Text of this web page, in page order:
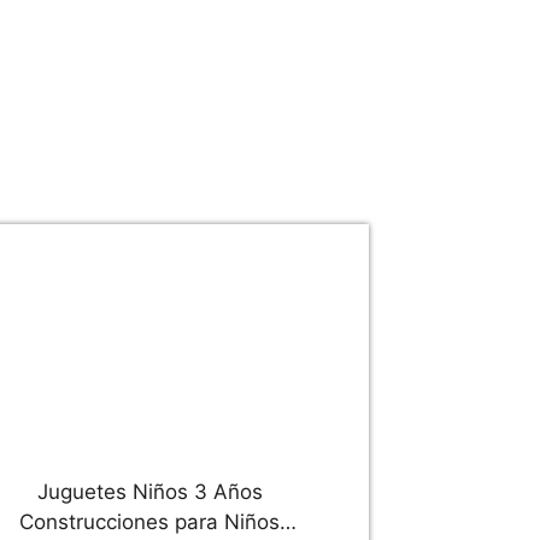
Juguetes Niños 3 Años
Construcciones para Niños